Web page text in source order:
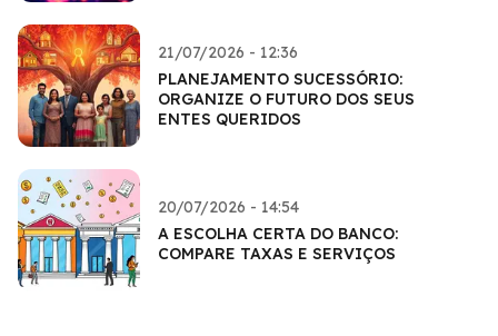
21/07/2026 - 12:36
PLANEJAMENTO SUCESSÓRIO:
ORGANIZE O FUTURO DOS SEUS
ENTES QUERIDOS
20/07/2026 - 14:54
A ESCOLHA CERTA DO BANCO:
COMPARE TAXAS E SERVIÇOS